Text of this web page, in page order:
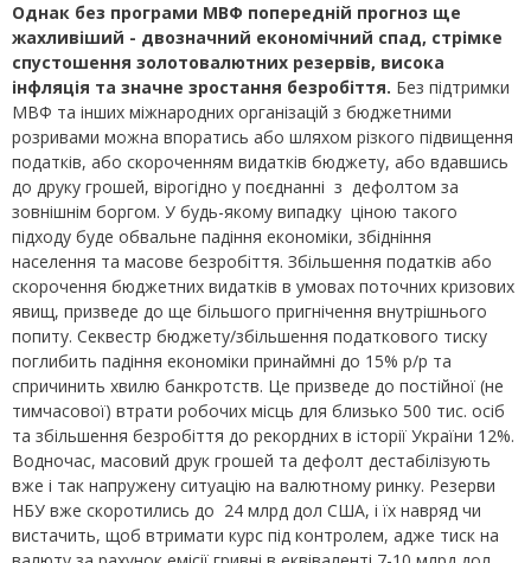
Однак без програми МВФ попередній прогноз ще
жахливіший - двозначний економічний спад, стрімке
спустошення золотовалютних резервів, висока
інфляція та значне зростання безробіття. Без підтримки
МВФ та інших міжнародних організацій з бюджетними
розривами можна впоратись або шляхом різкого підвищення
податків, або скороченням видатків бюджету, або вдавшись
до друку грошей, вірогідно у поєднанні з дефолтом за
зовнішнім боргом. У будь-якому випадку ціною такого
підходу буде обвальне падіння економіки, збідніння
населення та масове безробіття. Збільшення податків або
скорочення бюджетних видатків в умовах поточних кризових
явищ, призведе до ще більшого пригнічення внутрішнього
попиту. Секвестр бюджету/збільшення податкового тиску
поглибить падіння економіки принаймні до 15% р/р та
спричинить хвилю банкротств. Це призведе до постійної (не
тимчасової) втрати робочих місць для близько 500 тис. осіб
та збільшення безробіття до рекордних в історії України 12%.
Водночас, масовий друк грошей та дефолт дестабілізують
вже і так напружену ситуацію на валютному ринку. Резерви
НБУ вже скоротились до 24 млрд дол США, і їх навряд чи
вистачить, щоб втримати курс під контролем, адже тиск на